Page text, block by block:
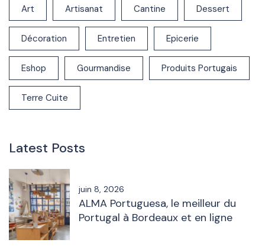
Art Artisanat Cantine Dessert
Décoration Entretien Epicerie
Eshop Gourmandise Produits Portugais
Terre Cuite
Latest Posts
juin 8, 2026
ALMA Portuguesa, le meilleur du
Portugal à Bordeaux et en ligne